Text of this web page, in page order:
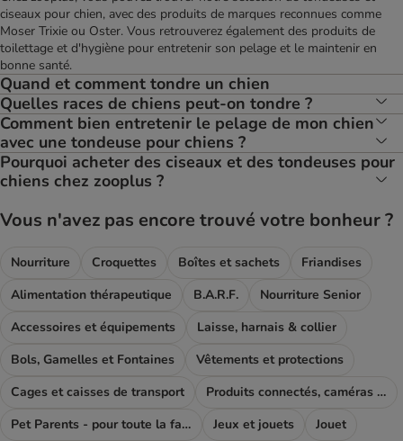
ciseaux pour chien, avec des produits de marques reconnues comme
Moser Trixie ou Oster. Vous retrouverez également des produits de
toilettage et d'hygiène pour entretenir son pelage et le maintenir en
bonne santé.
Quand et comment tondre un chien
Quelles races de chiens peut-on tondre ?
Comment bien entretenir le pelage de mon chien
avec une tondeuse pour chiens ?
Pourquoi acheter des ciseaux et des tondeuses pour
chiens chez zooplus ?
Vous n'avez pas encore trouvé votre bonheur ?
Nourriture Croquettes Boîtes et sachets
Friandises
Alimentation thérapeutique
B.A.R.F.
Nourriture Senior
Accessoires et équipements
Laisse, harnais & collier
Bols, Gamelles et Fontaines
Vêtements et protections
Cages et caisses de transport
Produits connectés, caméras et GPS
Pet Parents - pour toute la famille
Jeux et jouets
Jouet